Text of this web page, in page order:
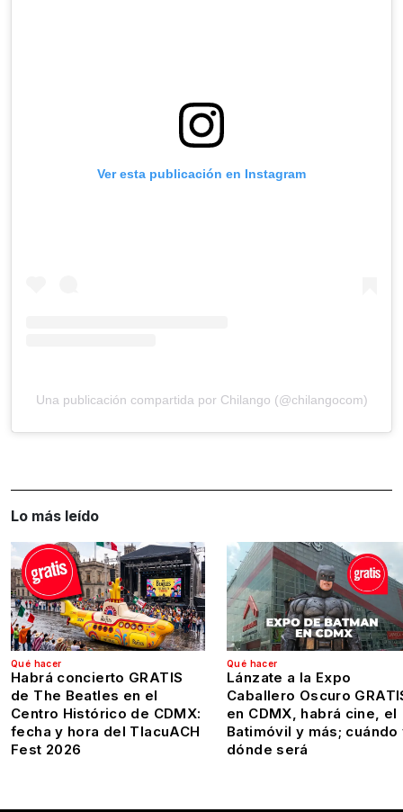
Ver esta publicación en Instagram
Una publicación compartida por Chilango (@chilangocom)
Lo más leído
Qué hacer
Habrá concierto GRATIS
de The Beatles en el
Centro Histórico de CDMX:
fecha y hora del TlacuACH
Fest 2026
Qué hacer
Lánzate a la Expo
Caballero Oscuro
en CDMX, habrá cine, el
Batimóvil y más; cuándo
dónde será